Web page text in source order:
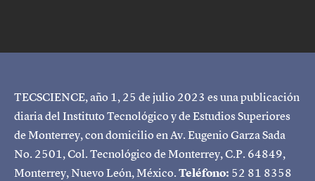
TECSCIENCE, año 1, 25 de julio 2023 es una publicación
diaria del Instituto Tecnológico y de Estudios Superiores
de Monterrey, con domicilio en Av. Eugenio Garza Sada
No. 2501, Col. Tecnológico de Monterrey, C.P. 64849,
Monterrey, Nuevo León, México.Teléfono: 52 81 8358